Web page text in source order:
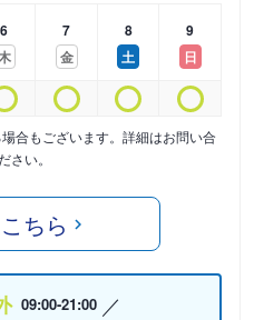
6
7
金
8
土
9
日
合もございます。詳細はお問い合
さい。
ちら
09:00-21:00